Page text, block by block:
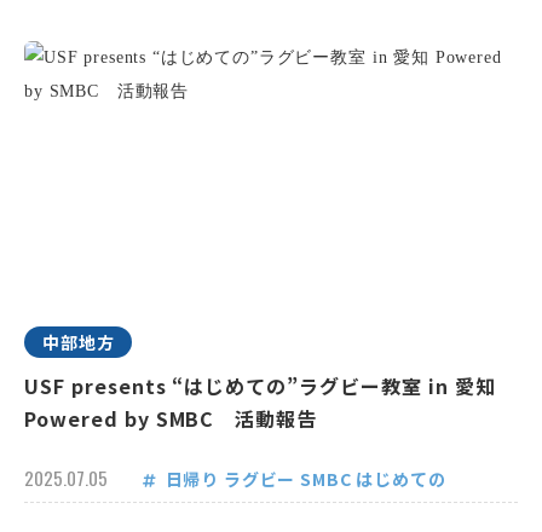
中部地方
USF presents “はじめての”ラグビー教室 in 愛知
Powered by SMBC 活動報告
2025.07.05 日帰り ラグビー SMBC はじめての